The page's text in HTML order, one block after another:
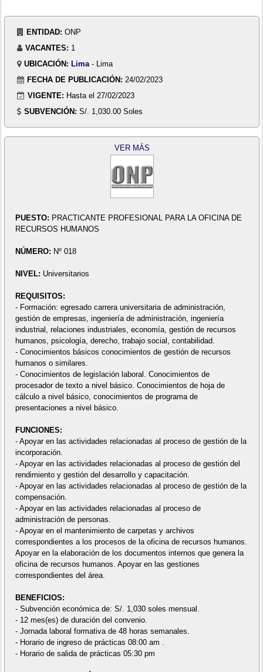
ENTIDAD: ONP
VACANTES: 1
UBICACIÓN: Lima - Lima
FECHA DE PUBLICACIÓN: 24/02/2023
VIGENTE: Hasta el 27/02/2023
SUBVENCIÓN: S/. 1,030.00 Soles
VER MÁS
PUESTO: PRACTICANTE PROFESIONAL PARA LA OFICINA DE
RECURSOS HUMANOS
NÚMERO: Nº 018
NIVEL: Universitarios
REQUISITOS:
- Formación: egresado carrera universitaria de administración,
gestión de empresas, ingeniería de administración, ingeniería
industrial, relaciones industriales, economía, gestión de recursos
humanos, psicología, derecho, trabajo social, contabilidad.
- Conocimientos básicos conocimientos de gestión de recursos
humanos o similares.
- Conocimientos de legislación laboral. Conocimientos de
procesador de texto a nivel básico. Conocimientos de hoja de
cálculo a nivel básico, conocimientos de programa de
presentaciones a nivel básico.
FUNCIONES:
- Apoyar en las actividades relacionadas al proceso de gestión de la
incorporación.
- Apoyar en las actividades relacionadas al proceso de gestión del
rendimiento y gestión del desarrollo y capacitación.
- Apoyar en las actividades relacionadas al proceso de gestión de la
compensación.
- Apoyar en las actividades relacionadas al proceso de
administración de personas.
- Apoyar en el mantenimiento de carpetas y archivos
correspondientes a los procesos de la oficina de recursos humanos.
Apoyar en la elaboración de los documentos internos que genera la
oficina de recursos humanos. Apoyar en las gestiones
correspondientes del área.
BENEFICIOS:
- Subvención económica de: S/. 1,030 soles mensual.
- 12 mes(es) de duración del convenio.
- Jornada laboral formativa de 48 horas semanales.
- Horario de ingreso de prácticas 08:00 am .
- Horario de salida de prácticas 05:30 pm